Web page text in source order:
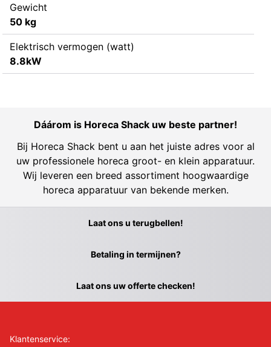
Gewicht
50 kg
Elektrisch vermogen (watt)
8.8kW
Dáárom is Horeca Shack uw beste partner!
Bij Horeca Shack bent u aan het juiste adres voor al
uw professionele horeca groot- en klein apparatuur.
Wij leveren een breed assortiment hoogwaardige
horeca apparatuur van bekende merken.
Laat ons u terugbellen!
Betaling in termijnen?
Laat ons uw offerte checken!
Klantenservice: